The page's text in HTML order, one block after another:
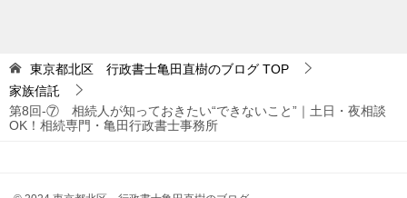
東京都北区 行政書士亀田直樹のブログ TOP
家族信託
第8回-⑦ 相続人が知っておきたい“できないこと”｜土日・夜相談
OK！相続専門・亀田行政書士事務所